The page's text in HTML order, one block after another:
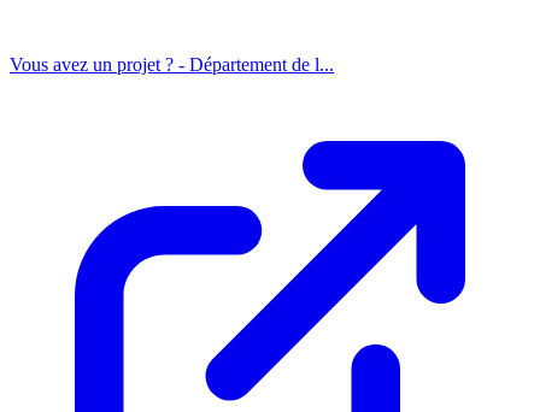
Vous avez un projet ? - Département de l...